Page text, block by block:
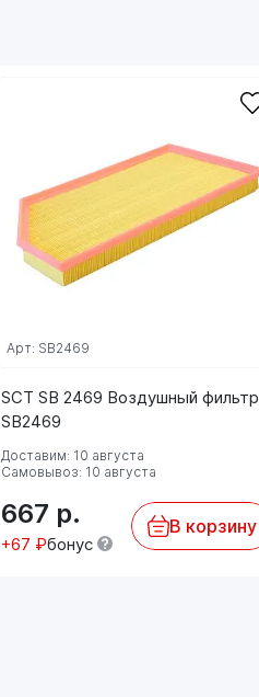
SCT SB 2469 Воздушный фильтр
SB2469
Арт: SB2469
Доставим: 10 августа
Самовывоз: 10 августа
667 р.
+67 ₽бонус
В корзину